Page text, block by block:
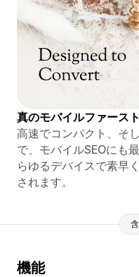
真のモバイルファースト
高速でコンパクト、そ
で、モバイルSEOにも
らゆるデバイスで素早
されます。
機能